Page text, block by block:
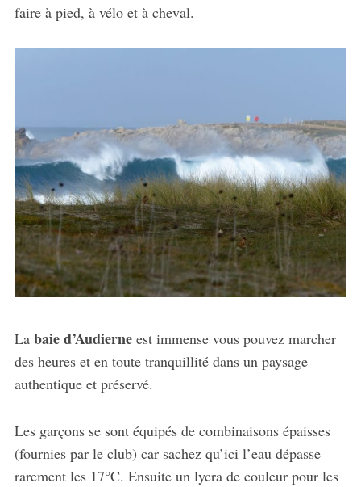
faire à pied, à vélo et à cheval.
Labaie d’Audierneest immense vous pouvez marcher
des heures et en toute tranquillité dans un paysage
authentique et préservé.
Les garçons se sont équipés de combinaisons épaisses
(fournies par le club) car sachez qu’ici l’eau dépasse
rarement les 17°C. Ensuite un lycra de couleur pour les